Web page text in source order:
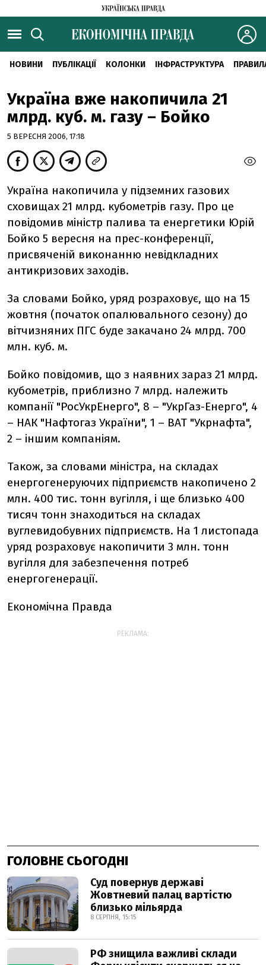
НОВИНИ ПУБЛІКАЦІЇ КОЛОНКИ ІНФРАСТРУКТУРА
Україна вже накопичила 21
млрд. куб. м. газу – Бойко
5 ВЕРЕСНЯ 2006, 17:18
Україна накопичила у підземних газових
сховищах 21 млрд. кубометрів газу. Про це
повідомив міністр палива та енергетики Юрій
Бойко 5 вересня на прес-конференції,
присвяченій виконанню невідкладних
антикризових заходів.
За словами Бойко, уряд розраховує, що на 15
жовтня (початок опалювального сезону) до
вітчизняних ПГС буде закачано 24 млрд. 700
млн. куб. м.
Бойко повідомив, що з наявних зараз 21 млрд.
кубометрів, приблизно 7 млрд. належить
компанії "РосУкрЕнерго", 8 – "УкрГаз-Енерго", 4
– НАК "Нафтогаз України", 1 – ВАТ "Укрнафта",
2 – іншим компаніям.
Також, за словами міністра, на складах
енергогенеруючих підприємств накопичено 2
млн. 400 тис. тонн вугілля, і ще близько 400
тисяч тонн знаходиться на складах
вуглевидобувних підприємств. На 1 листопада
уряд розраховує накопичити 3 млн. тонн
вугілля для забезпечення потреб
енергогенерації.
Економічна Правда
РЕКЛАМА:
ГОЛОВНЕ СЬОГОДНІ
Суд повернув державі
Жовтневий палац вартістю
близько мільярда
8 СЕРПНЯ, 15:15
РФ знищила важливі склади